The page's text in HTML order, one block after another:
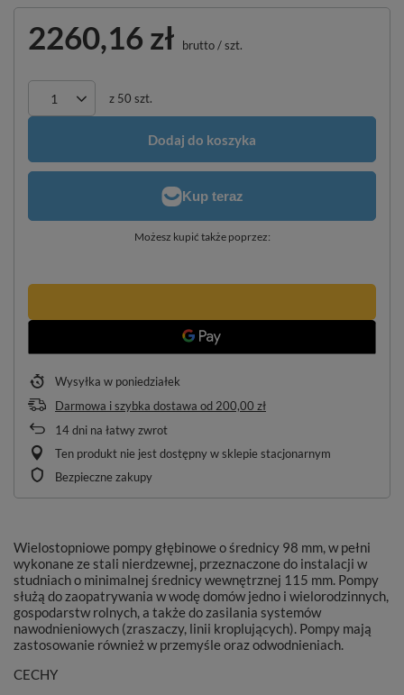
2260,16 zł brutto/szt.
z 50 szt.
Dodaj do koszyka
Możesz kupić także poprzez:
Wysyłka w poniedziałek
Darmowa i szybka dostawa od 200,00 zł
14dni na łatwy zwrot
Ten produkt nie jest dostępny w sklepie stacjonarnym
Bezpieczne zakupy
Wielostopniowe pompy głębinowe o średnicy 98 mm, w pełni
wykonane ze stali nierdzewnej, przeznaczone do instalacji w
studniach o minimalnej średnicy wewnętrznej 115 mm. Pompy
służą do zaopatrywania w wodę domów jedno i wielorodzinnych,
gospodarstw rolnych, a także do zasilania systemów
nawodnieniowych (zraszaczy, linii kroplujących). Pompy mają
zastosowanie również w przemyśle oraz odwodnieniach.
CECHY